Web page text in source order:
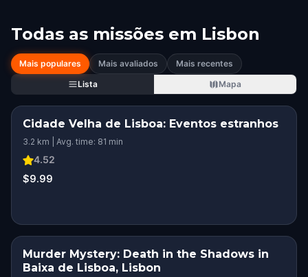
Todas as missões em Lisbon
Mais populares Mais avaliados
Mais recentes
Lista
Mapa
Cidade Velha de Lisboa: Eventos estranhos
3.2 km | Avg. time: 81 min
4.52
$9.99
Murder Mystery: Death in the Shadows in
Baixa de Lisboa, Lisbon